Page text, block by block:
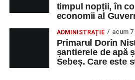
adrese de e-mail, pentru ca
poată solicita detalii despre
programul de lucru și procesul de
Mai jos puteți consulta lista
muncă disponibile în comuna
timpul nopții, în
economii al
ADMINISTRAȚIE acum 7
Primarul Dorin
șantierele de apă
Sebeș. Care este